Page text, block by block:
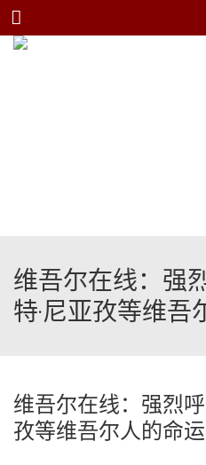
Menu
维吾尔在线：强
特·尼亚孜等维吾
维吾尔在线：强烈
孜等维吾尔人的命运